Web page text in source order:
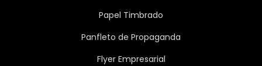
Papel Timbrado
Panfleto de Propaganda
Flyer Empresarial